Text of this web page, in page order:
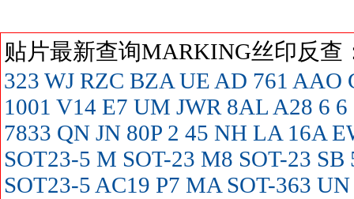
贴片最新查询MARKING丝印反
323 WJ RZC BZA UE AD 761 AAO
1001 V14 E7 UM JWR 8AL A28 6 6
7833 QN JN 80P 2 45 NH LA 16A
SOT23-5 M SOT-23 M8 SOT-23 SB
SOT23-5 AC19 P7 MA SOT-363 UN